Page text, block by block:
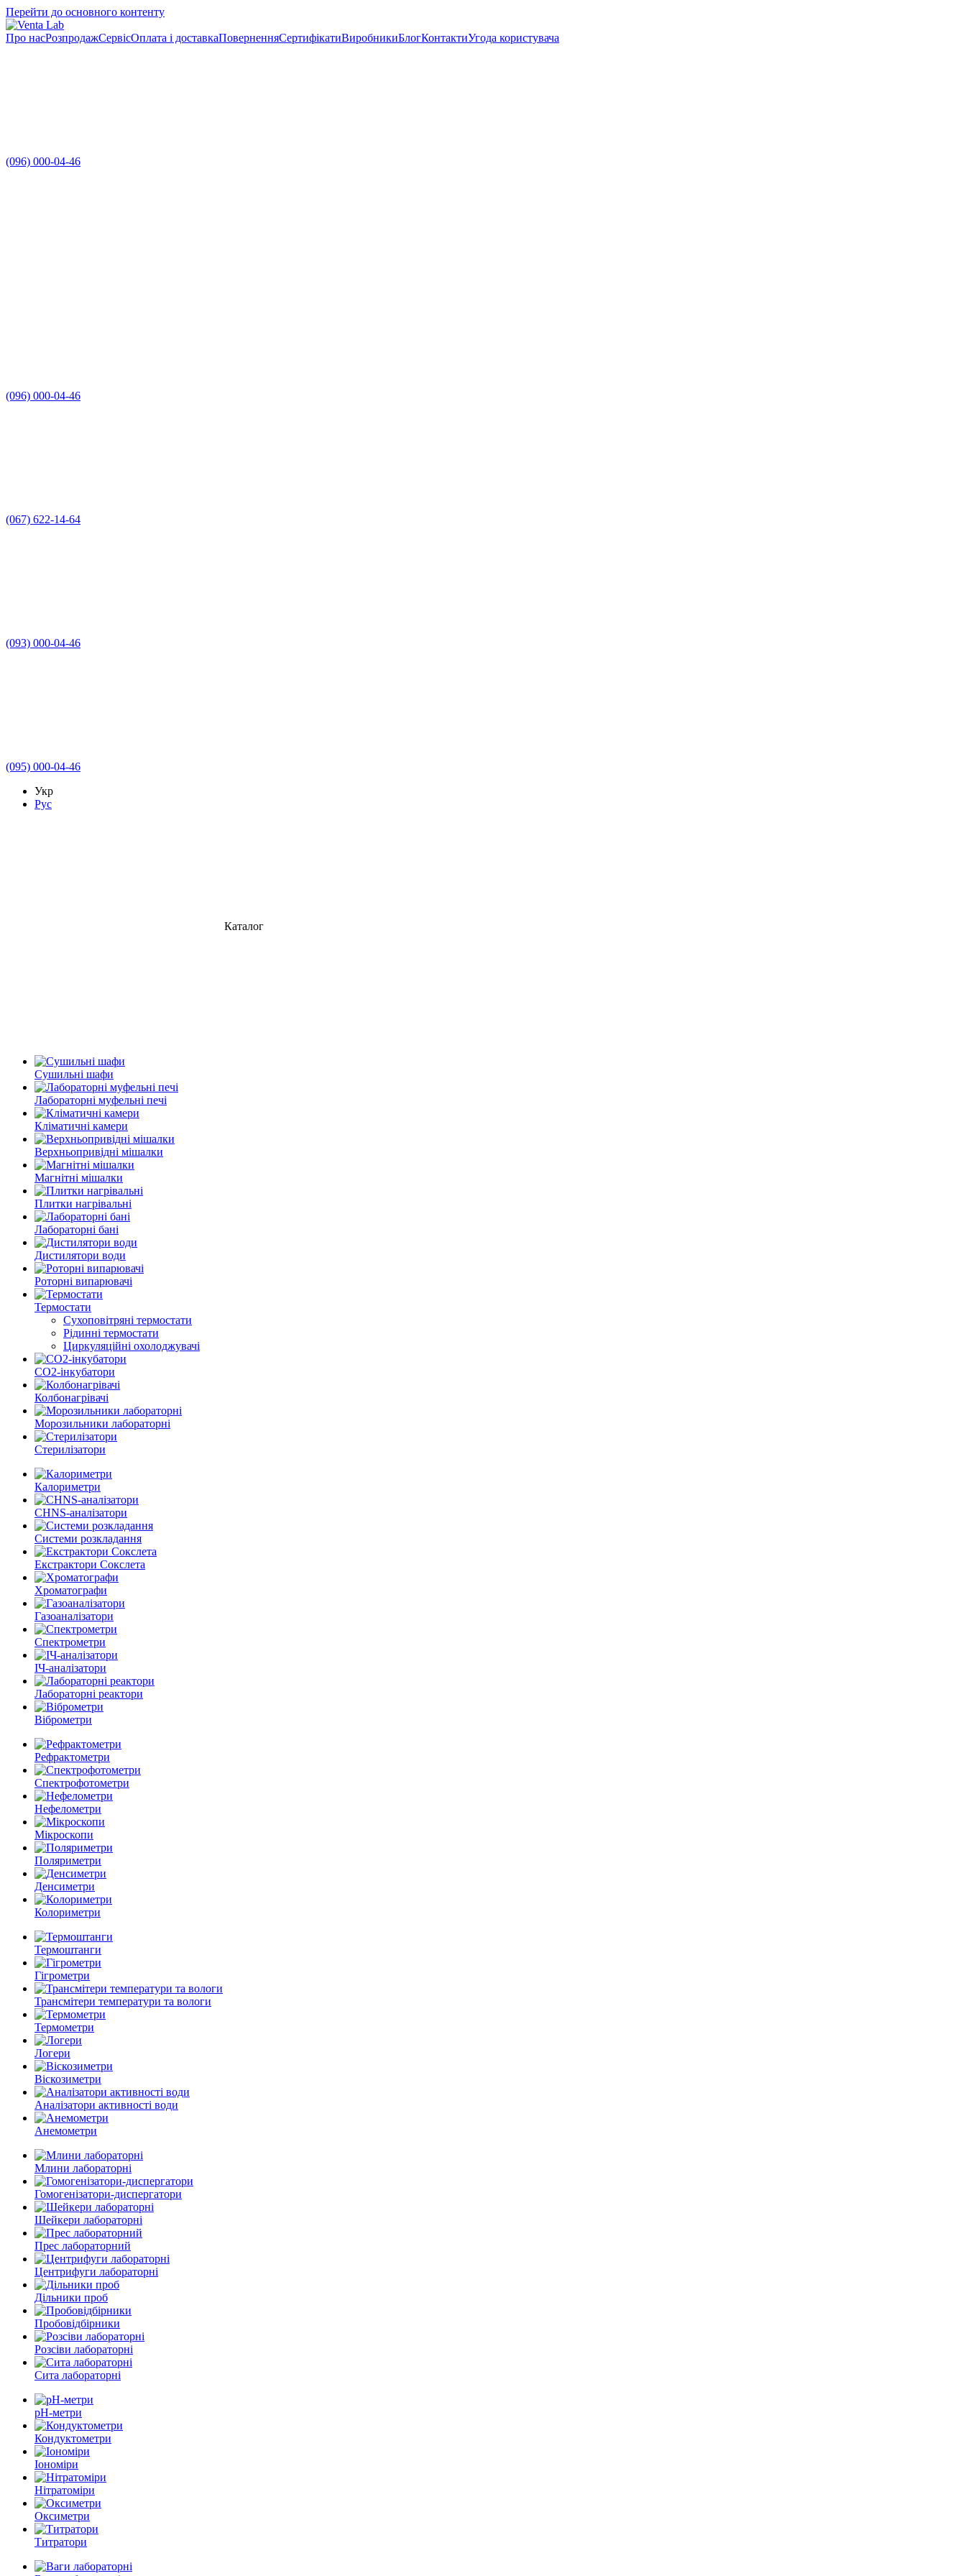
Перейти до основного контенту
Про насРозпродажСервісОплата і доставкаПоверненняСертифікатиВиробникиБлогКонтактиУгода користувача
(096) 000-04-46
(096) 000-04-46
(067) 622-14-64
(093) 000-04-46
(095) 000-04-46
Укр
Рус
Каталог
Сушильні шафи
Лабораторні муфельні печі
Кліматичні камери
Верхньопривідні мішалки
Магнітні мішалки
Плитки нагрівальні
Лабораторні бані
Дистилятори води
Роторні випарювачі
Термостати
Сухоповітряні термостати
Рідинні термостати
Циркуляційні охолоджувачі
CO2-інкубатори
Колбонагрівачі
Морозильники лабораторні
Стерилізатори
Калориметри
CHNS-аналізатори
Системи розкладання
Екстрактори Сокслета
Хроматографи
Газоаналізатори
Спектрометри
ІЧ-аналізатори
Лабораторні реактори
Віброметри
Рефрактометри
Спектрофотометри
Нефелометри
Мікроскопи
Поляриметри
Денсиметри
Колориметри
Термоштанги
Гігрометри
Трансмітери температури та вологи
Термометри
Логери
Віскозиметри
Аналізатори активності води
Анемометри
Млини лабораторні
Гомогенізатори-диспергатори
Шейкери лабораторні
Прес лабораторний
Центрифуги лабораторні
Дільники проб
Пробовідбірники
Розсіви лабораторні
Сита лабораторні
pH-метри
Кондуктометри
Іономіри
Нітратоміри
Оксиметри
Титратори